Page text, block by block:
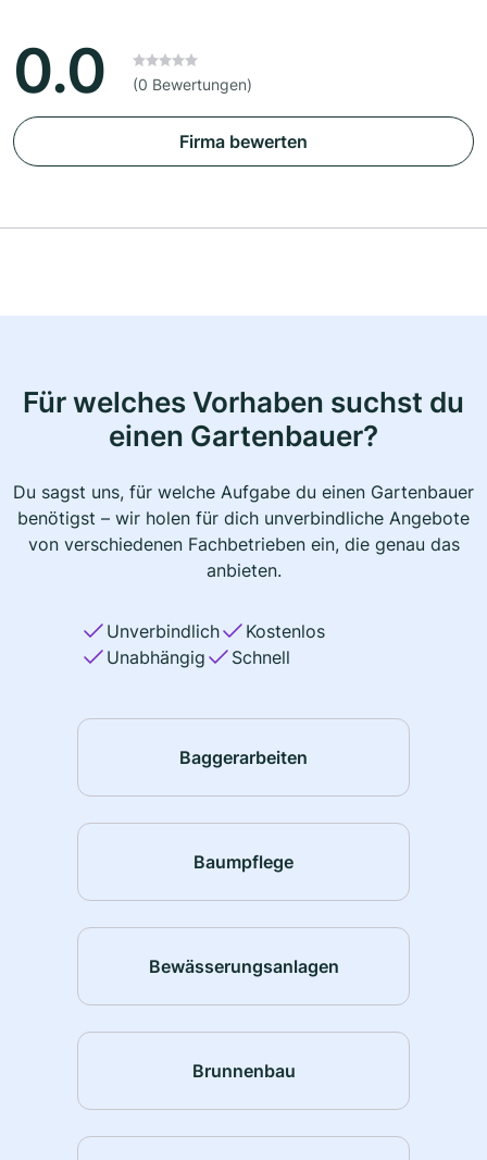
0.0 (0 Bewertungen)
Firma bewerten
Für welches Vorhaben suchst du
einen Gartenbauer?
Du sagst uns, für welche Aufgabe du einen Gartenbauer
benötigst – wir holen für dich unverbindliche Angebote
von verschiedenen Fachbetrieben ein, die genau das
anbieten.
Unverbindlich
Kostenlos
Unabhängig
Schnell
Baggerarbeiten
Baumpflege
Bewässerungsanlagen
Brunnenbau